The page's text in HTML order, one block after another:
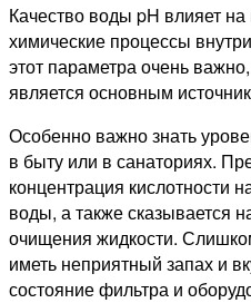
Качество воды pH влияет
химические процессы
этот параметра очень
является основным
Особенно важно знать
в быту или в санаториях.
концентрация кислотности
воды, а также сказывается
очищения жидкости.
иметь неприятный запах и
состояние фильтра и